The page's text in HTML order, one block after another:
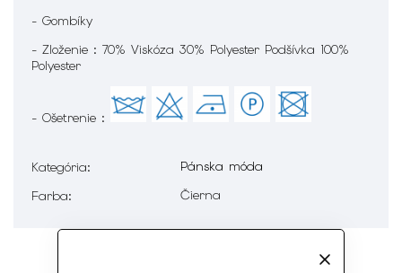
- Gombíky
- Zloženie : 70% Viskóza 30% Polyester Podšívka 100%
Polyester
- Ošetrenie :
Kategória:
Pánska móda
Farba: Čierna